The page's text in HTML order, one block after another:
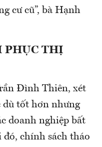
cư cũ”, bà Hạnh
PHỤC THỊ
Đình Thiên, xét
dù tốt hơn nhưng
doanh nghiệp bất
đó, chính sách tháo